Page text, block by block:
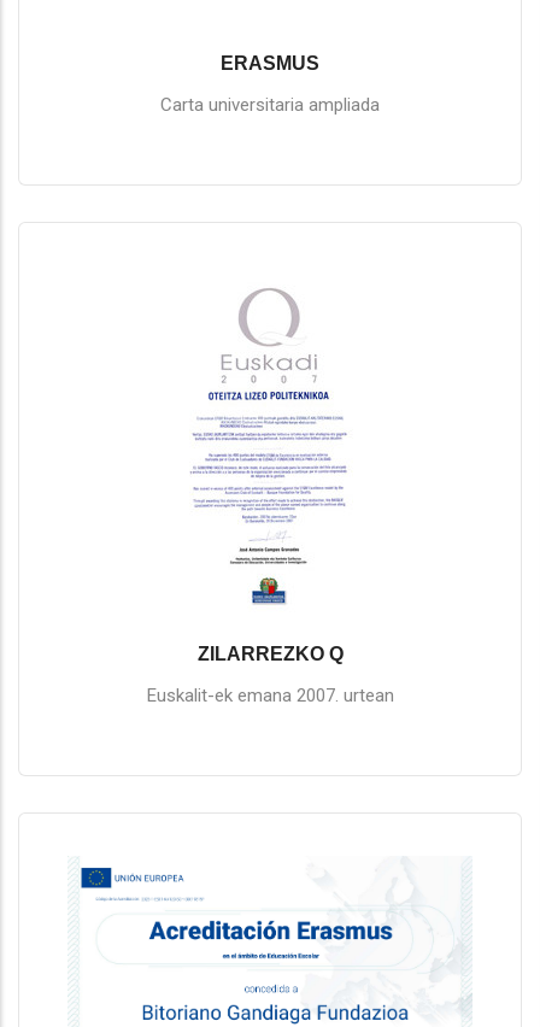
ERASMUS
Carta universitaria ampliada
ZILARREZKO Q
Euskalit-ek emana 2007. urtean